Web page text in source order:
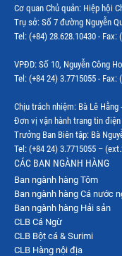
Cơ quan Chủ quản: Hiệp hội
Trụ sở: Số 7 đường Nguyễn
Tel: (+84) 28.628.10430 -
VPĐD: Số 10, Nguyễn Công
Tel: (+84 24) 3.7715055 -
Chịu trách nhiệm: Bà Lê
Đơn vị vận hành trang tin điện
Trưởng Ban Biên tập: Bà
Tel: (+84 24) 3.7715055 –
CÁC BAN NGÀNH HÀNG
Ban ngành hàng Tôm
Ban ngành hàng Cá nước
Ban ngành hàng Hải sản
CLB Cá Ngừ
CLB Bột cá & Surimi
CLB Hàng nội địa